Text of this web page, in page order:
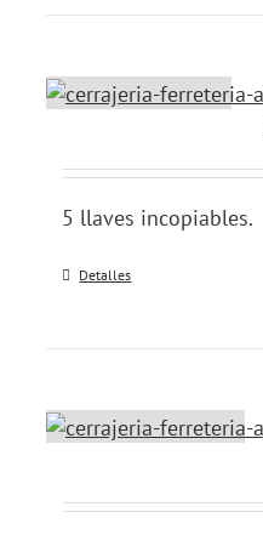
5 llaves incopiables.
Detalles